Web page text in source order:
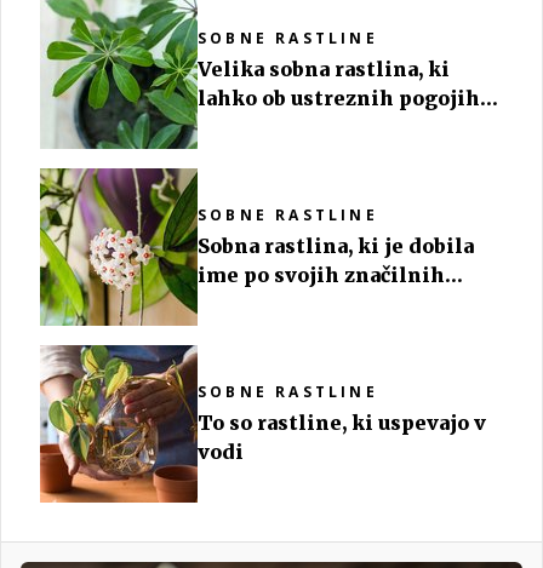
SOBNE RASTLINE
Velika sobna rastlina, ki
lahko ob ustreznih pogojih
SOBNE RASTLINE
Sobna rastlina, ki je dobila
ime po svojih značilnih
SOBNE RASTLINE
To so rastline, ki uspevajo v
vodi